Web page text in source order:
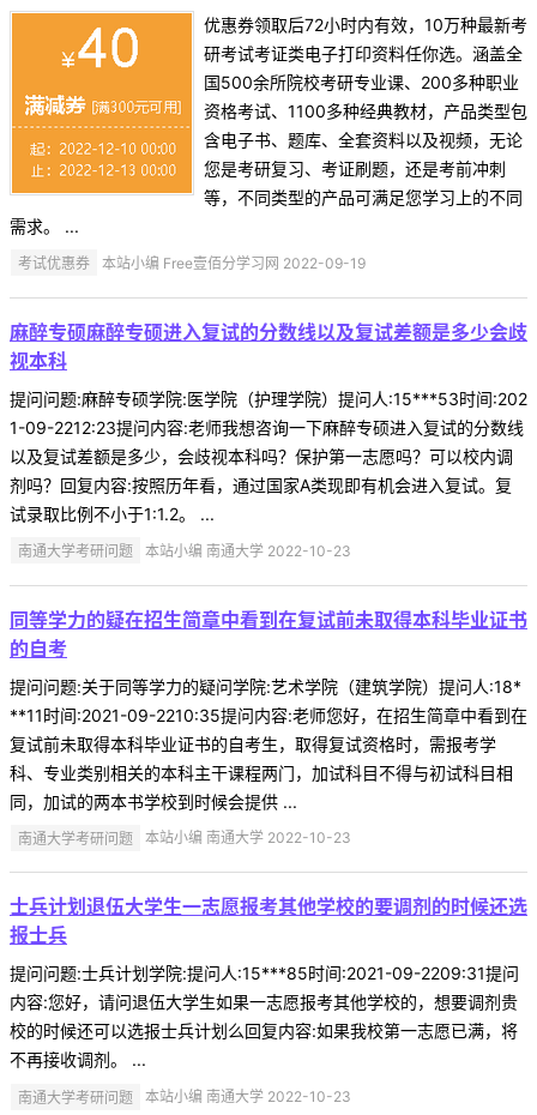
优惠券领取后72小时内有效，10万种最新考
研考试考证类电子打印资料任你选。涵盖全
国500余所院校考研专业课、200多种职业
资格考试、1100多种经典教材，产品类型包
含电子书、题库、全套资料以及视频，无论
您是考研复习、考证刷题，还是考前冲刺
等，不同类型的产品可满足您学习上的不同
需求。 ...
考试优惠券 本站小编 Free壹佰分学习网 2022-09-19
麻醉专硕麻醉专硕进入复试的分数线以及复试差额是多少会歧
视本科
提问问题:麻醉专硕学院:医学院（护理学院）提问人:15***53时间:202
1-09-2212:23提问内容:老师我想咨询一下麻醉专硕进入复试的分数线
以及复试差额是多少，会歧视本科吗？保护第一志愿吗？可以校内调
剂吗？回复内容:按照历年看，通过国家A类现即有机会进入复试。复
试录取比例不小于1:1.2。 ...
南通大学考研问题 本站小编 南通大学 2022-10-23
同等学力的疑在招生简章中看到在复试前未取得本科毕业证书
的自考
提问问题:关于同等学力的疑问学院:艺术学院（建筑学院）提问人:18*
**11时间:2021-09-2210:35提问内容:老师您好，在招生简章中看到在
复试前未取得本科毕业证书的自考生，取得复试资格时，需报考学
科、专业类别相关的本科主干课程两门，加试科目不得与初试科目相
同，加试的两本书学校到时候会提供 ...
南通大学考研问题 本站小编 南通大学 2022-10-23
士兵计划退伍大学生一志愿报考其他学校的要调剂的时候还选
报士兵
提问问题:士兵计划学院:提问人:15***85时间:2021-09-2209:31提问
内容:您好，请问退伍大学生如果一志愿报考其他学校的，想要调剂贵
校的时候还可以选报士兵计划么回复内容:如果我校第一志愿已满，将
不再接收调剂。 ...
南通大学考研问题 本站小编 南通大学 2022-10-23